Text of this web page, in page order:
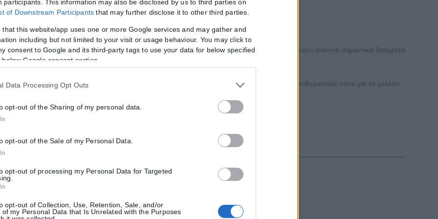
participants. This information may also be disclosed by us to third parties on
of Downstream Participants that may further disclose it to other third parties.
that this website/app uses one or more Google services and may gather and
including but not limited to your visit or usage behaviour. You may click to
consent to Google and its third-party tags to use your data for below specified
Google consent section.
Data Processing Opt Outs
opt-out of the Sharing of my personal data.
opt-out of the Sale of my Personal Data.
opt-out of processing my Personal Data for Targeted
opt-out of Collection, Use, Retention, Sale, and/or
of my Personal Data that Is Unrelated with the Purposes
αποφεύγει να επιβεβαιώσει συγκεκριμένο χρονοδιάγραμμα.
επιμένουν ότι οι διαπραγματεύσεις δεν έχουν ακόμη ολοκληρωθεί και ότι παραμένουν ανοιχτά σημαντικά ζητήματα
Κορυφής της G7 να ξεκινά τη Δευτέρα στη Γαλλία, οι επόμενες ώρες αναμένεται να είναι καθοριστικές τόσο για το μέλλον
δυνάμεων στη Μέση Ανατολή.
κρούσματα Έμπολα